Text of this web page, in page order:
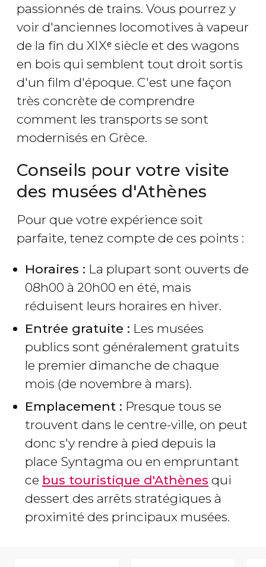
passionnés de trains. Vous pourrez y
voir d'anciennes locomotives à vapeur
de la fin du XIXᵉ siècle et des wagons
en bois qui semblent tout droit sortis
d'un film d'époque. C'est une façon
très concrète de comprendre
comment les transports se sont
modernisés en Grèce.
Conseils pour votre visite
des musées d'Athènes
Pour que votre expérience soit
parfaite, tenez compte de ces points :
Horaires : La plupart sont ouverts de
08h00 à 20h00 en été, mais
réduisent leurs horaires en hiver.
Entrée gratuite : Les musées
publics sont généralement gratuits
le premier dimanche de chaque
mois (de novembre à mars).
Emplacement : Presque tous se
trouvent dans le centre-ville, on peut
donc s'y rendre à pied depuis la
place Syntagma ou en empruntant
ce bus touristique d'Athènes qui
dessert des arrêts stratégiques à
proximité des principaux musées.